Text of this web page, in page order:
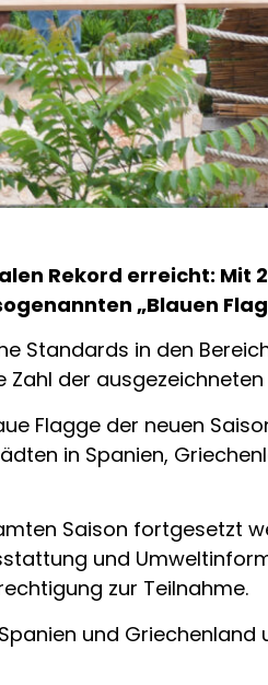
Rekord erreicht: Mit
„Blauen
Standards in den
der
Flagge der neuen
in Spanien,
Saison fortgesetzt
und
zur Teilnahme.
und Griechenland